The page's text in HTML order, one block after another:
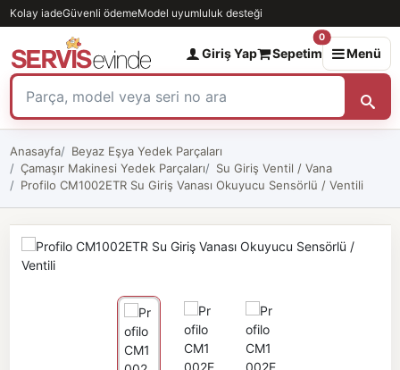
Kolay iadeGüvenli ödemeModel uyumluluk desteği
Giriş Yap Sepetim
0
Menü
Anasayfa
Beyaz Eşya Yedek Parçaları
Çamaşır Makinesi Yedek Parçaları
Su Giriş Ventil / Vana
Profilo CM1002ETR Su Giriş Vanası Okuyucu Sensörlü / Ventili